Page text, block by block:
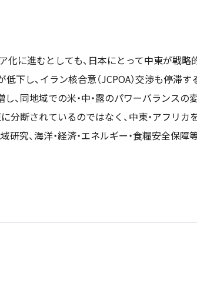
に進むとしても、日本にとって中東が戦略
し、イラン核合意（JCPOA）交渉も停滞す
、同地域での米・中・露のパワーバランスの
分断されているのではなく、中東・アフリカ
究、海洋・経済・エネルギー・食糧安全保障